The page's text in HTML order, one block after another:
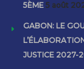
5ÈME 5 août
GABON: LE
JUSTICE 2027-